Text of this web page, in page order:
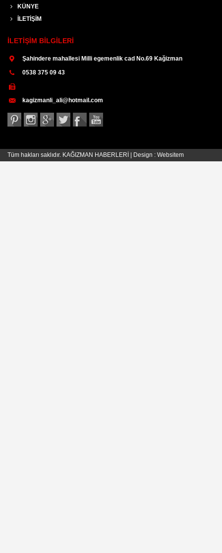
KÜNYE
İLETİŞİM
İLETİŞİM BİLGİLERİ
Şahindere mahallesi Milli egemenlik cad No.69 Kağizman
0538 375 09 43
kagizmanli_ali@hotmail.com
Tüm hakları saklıdır. KAĞIZMAN HABERLERİ | Design : Websitem